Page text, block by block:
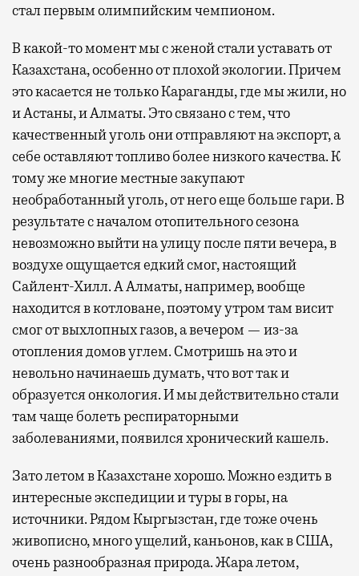
стал первым олимпийским чемпионом.
В какой-то момент мы с женой стали уставать от
Казахстана, особенно от плохой экологии. Причем
это касается не только Караганды, где мы жили, но
и Астаны, и Алматы. Это связано с тем, что
качественный уголь они отправляют на экспорт, а
себе оставляют топливо более низкого качества. К
тому же многие местные закупают
необработанный уголь, от него еще больше гари. В
результате с началом отопительного сезона
невозможно выйти на улицу после пяти вечера, в
воздухе ощущается едкий смог, настоящий
Сайлент-Хилл. А Алматы, например, вообще
находится в котловане, поэтому утром там висит
смог от выхлопных газов, а вечером — из-за
отопления домов углем. Смотришь на это и
невольно начинаешь думать, что вот так и
образуется онкология. И мы действительно стали
там чаще болеть респираторными
заболеваниями, появился хронический кашель.
Зато летом в Казахстане хорошо. Можно ездить в
интересные экспедиции и туры в горы, на
источники. Рядом Кыргызстан, где тоже очень
живописно, много ущелий, каньонов, как в США,
очень разнообразная природа. Жара летом,